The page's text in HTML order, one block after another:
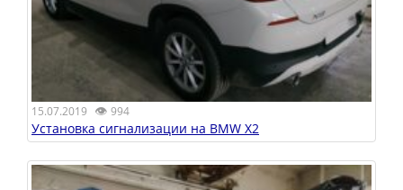
15.07.2019 👁 994
Установка сигнализации на BMW X2